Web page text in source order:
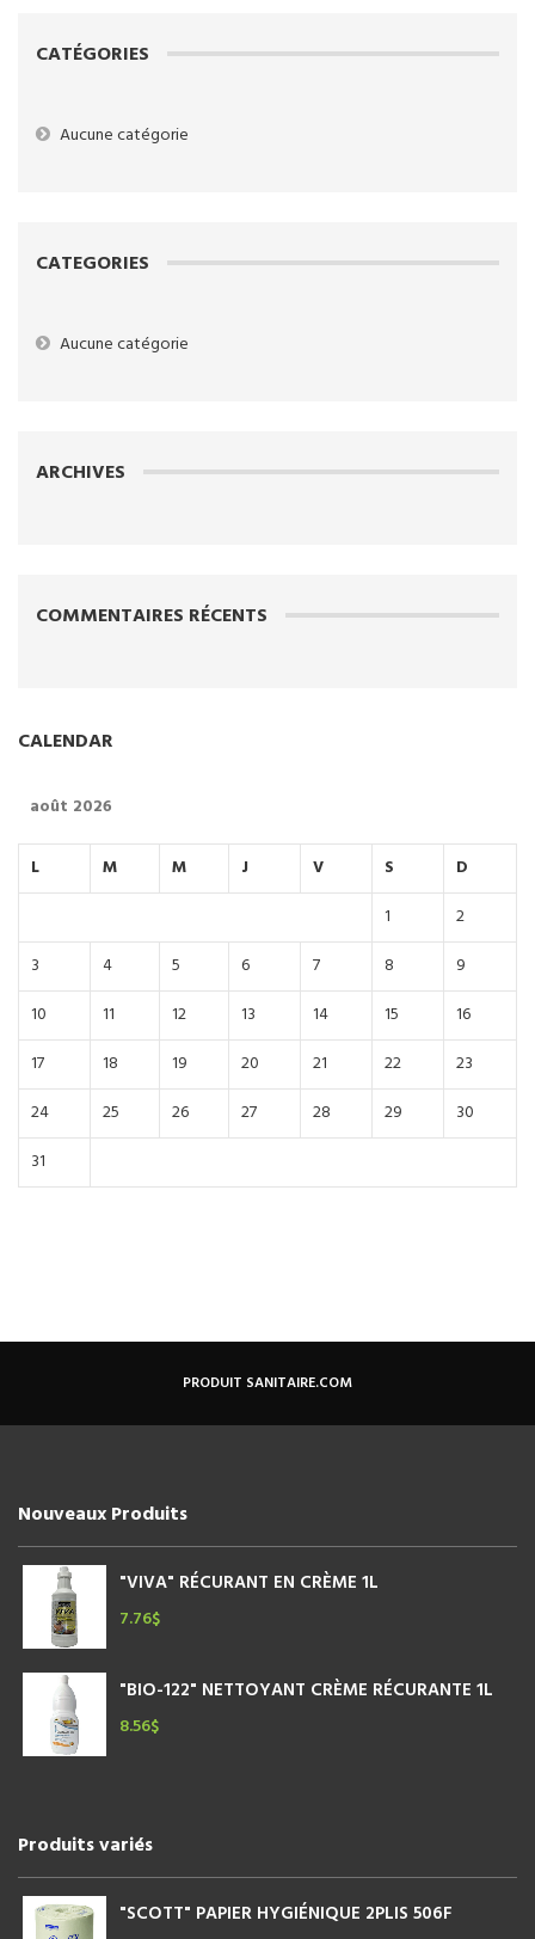
CATÉGORIES
Aucune catégorie
CATEGORIES
Aucune catégorie
ARCHIVES
COMMENTAIRES RÉCENTS
CALENDAR
août 2026
L M M J V S
D
1
2
3
4 5 6 7 8
9
10
11 12 13 14 15
16
17
18 19 20 21 22
23
24
25 26 27 28 29
30
31
PRODUIT SANITAIRE.COM
Nouveaux Produits
"VIVA" RÉCURANT EN CRÈME 1L
7.76$
"BIO-122" NETTOYANT CRÈME RÉCURANTE 1L
8.56$
Produits variés
"SCOTT" PAPIER HYGIÉNIQUE 2PLIS 506F